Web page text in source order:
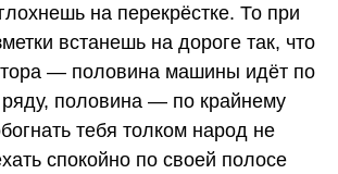
на перекрёстке. То при
встанешь на дороге так, что
— половина машины идёт по
половина — по крайнему
тебя толком народ не
спокойно по своей полосе